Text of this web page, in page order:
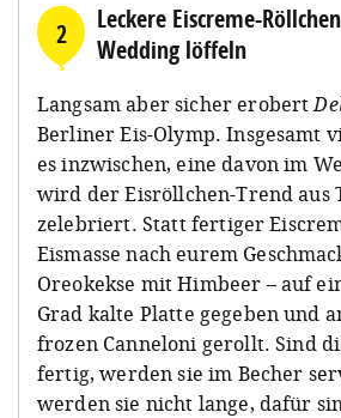
2
Leckere Eiscreme-
Wedding löffeln
Langsam aber sicher erobert
Berliner Eis-Olymp. Insgesamt
es inzwischen, eine davon im
wird der Eisröllchen-Trend aus
zelebriert. Statt fertiger
Eismasse nach eurem
Oreokekse mit Himbeer – auf
Grad kalte Platte gegeben und
frozen Canneloni gerollt. Sind
fertig, werden sie im Becher
werden sie nicht lange, dafür